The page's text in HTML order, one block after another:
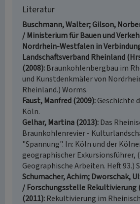
Literatur
Buschmann, Walter; Gilson,
/ Ministerium für Bauen und
Nordrhein-Westfalen in
Landschaftsverband Rheinland
(2008) Braunkohlenbergbau im
und Kunstdenkmäler von
Rheinland.) Worms.
Faust, Manfred (2009) Geschichte
Köln.
Gelhar, Martina (2013) Das
Braunkohlenrevier -
"Spannung". In: Köln und der
geographischer Exkursionsführer,
Geographische Arbeiten. Heft 93.)
Schumacher, Achim; Dworschak,
/ Forschungsstelle Rekultivierung
(2011) Rekultivierung im